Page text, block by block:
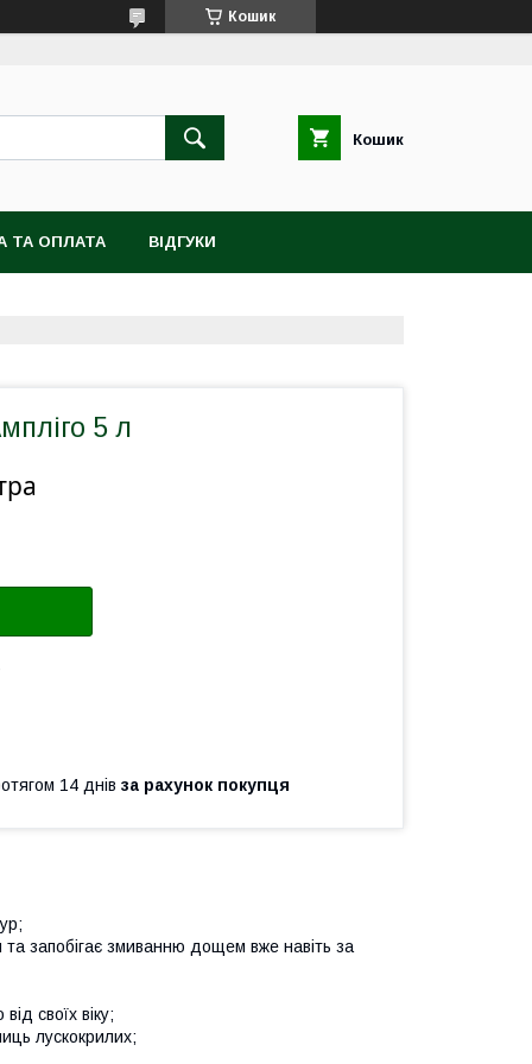
Кошик
Кошик
ТА ОПЛАТА ВІДГУКИ
5 л
14 днів за рахунок покупця
та запобігає змиванню дощем вже навіть за
своїх віку;
лускокрилих;